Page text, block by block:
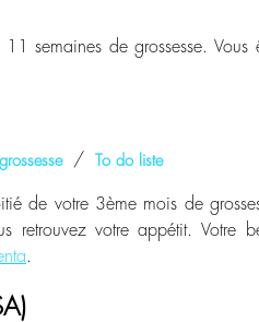
semaines de grossesse. Vous
/ To do liste
de votre 3ème mois de
retrouvez votre appétit. Votre
.